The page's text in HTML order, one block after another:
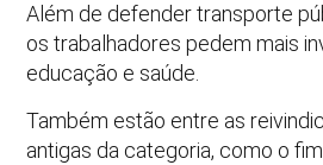
Além de defender transporte
os trabalhadores pedem mais
educação e saúde.
Também estão entre as
antigas da categoria, como o